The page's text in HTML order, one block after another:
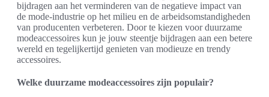
bijdragen aan het verminderen van de negatieve impact van
de mode-industrie op het milieu en de arbeidsomstandigheden
van producenten verbeteren. Door te kiezen voor duurzame
modeaccessoires kun je jouw steentje bijdragen aan een betere
wereld en tegelijkertijd genieten van modieuze en trendy
accessoires.
Welke duurzame modeaccessoires zijn populair?